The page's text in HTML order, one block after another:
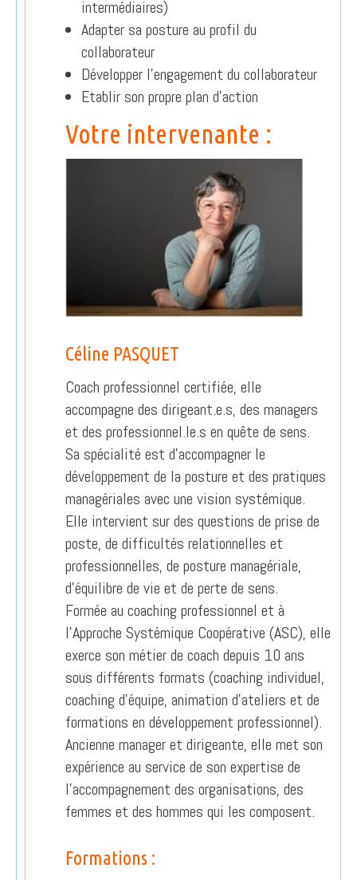
intermédiaires)
Adapter sa posture au profil du
collaborateur
Développer l’engagement du collaborateur
Etablir son propre plan d’action
Votre intervenante :
Céline PASQUET
Coach professionnel certifiée, elle
accompagne des dirigeant.e.s, des managers
et des professionnel.le.s en quête de sens.
Sa spécialité est d’accompagner le
développement de la posture et des pratiques
managériales avec une vision systémique.
Elle intervient sur des questions de prise de
poste, de difficultés relationnelles et
professionnelles, de posture managériale,
d’équilibre de vie et de perte de sens.
Formée au coaching professionnel et à
l’Approche Systémique Coopérative (ASC), elle
exerce son métier de coach depuis 10 ans
sous différents formats (coaching individuel,
coaching d’équipe, animation d’ateliers et de
formations en développement professionnel).
Ancienne manager et dirigeante, elle met son
expérience au service de son expertise de
l’accompagnement des organisations, des
femmes et des hommes qui les composent.
Formations :